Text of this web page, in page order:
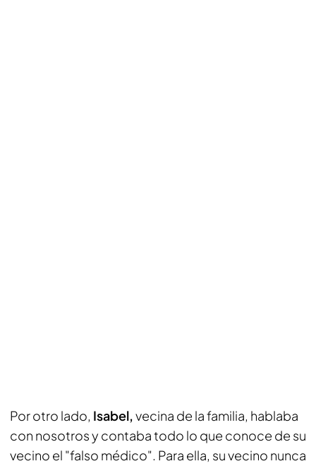
Por otro lado, Isabel,vecina de la familia, hablaba
con nosotros y contaba todo lo que conoce de su
vecino el "falso médico". Para ella, su vecino nunca